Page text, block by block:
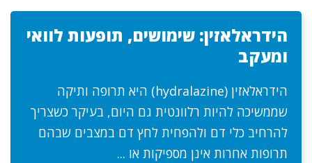
הידראלאזין: שימושים, תופעות לוואי
ומעקב
הידראלאזין (hydralazine) היא תרופה ותיקה
שממשיכה להיות רלוונטית גם היום, בעיקר כשצריך
להרחיב כלי דם ולהפחית לחץ דם במצבים שבהם
תרופות אחרות אינן מספיקות או ...